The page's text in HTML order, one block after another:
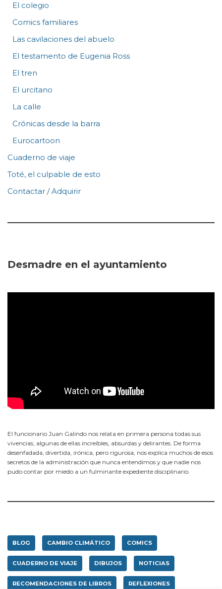
El colegio
Comics familiares
Las cavilaciones del abuelo
El testamento de Eugenia Ross
El tren
El urcitano
La calle
Crónicas desde la barra
Eurocartoon
Cuaderno de viaje
Toté, el culpable de esto
Contactar / Adquirir
Desmadre en el ayuntamiento
El funcionario Juan Galindo nos relata en primera persona todas sus
vivencias, algunas de ellas increíbles, absurdas y delirantes. De forma
desenfadada, divertida, irónica, pero rigurosa, nos explica muchos de esos
secretos de la administración que nunca entendimos y que nadie nos
pudo contar por miedo a un fulminante expediente disciplinario.
BLOG CAMBIO CLIMÁTICO COMICS
CUADERNO DE VIAJE DIBUJOS NOTICIAS
RECOMENDACIONES DE LIBROS REFLEXIONES